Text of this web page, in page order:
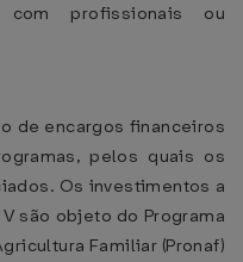
com profissionais ou
de encargos financeiros
pelos quais os
Os investimentos a
são objeto do Programa
Familiar (Pronaf)